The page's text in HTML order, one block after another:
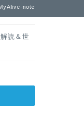
読＆世
note